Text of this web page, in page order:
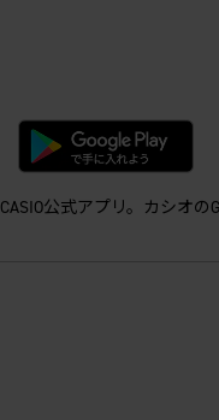
CASIO公式アプリ。カシオ